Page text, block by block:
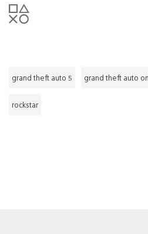
grand theft auto 5 grand theft auto
rockstar